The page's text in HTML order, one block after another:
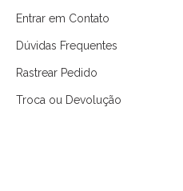
Entrar em Contato
Dúvidas Frequentes
Rastrear Pedido
Troca ou Devolução